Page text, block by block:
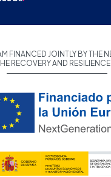
FINANCED JOINTLY BY THE
RECOVERY AND